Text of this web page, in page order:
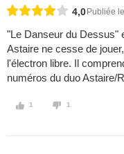
4,0 Publiée
"Le Danseur du Dessus"
Astaire ne cesse de
l'électron libre. Il
numéros du duo Astaire/
1 1